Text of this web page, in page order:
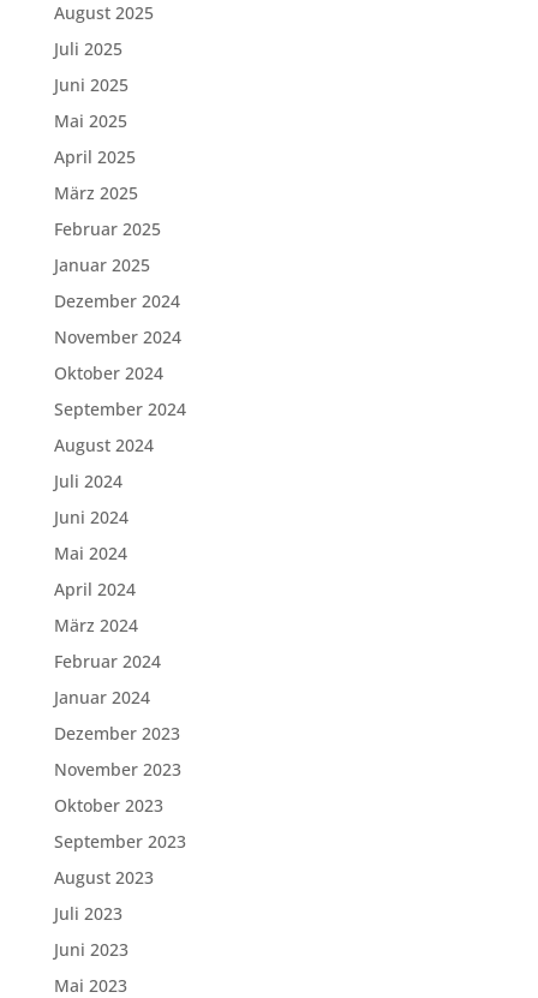
August 2025
Juli 2025
Juni 2025
Mai 2025
April 2025
März 2025
Februar 2025
Januar 2025
Dezember 2024
November 2024
Oktober 2024
September 2024
August 2024
Juli 2024
Juni 2024
Mai 2024
April 2024
März 2024
Februar 2024
Januar 2024
Dezember 2023
November 2023
Oktober 2023
September 2023
August 2023
Juli 2023
Juni 2023
Mai 2023